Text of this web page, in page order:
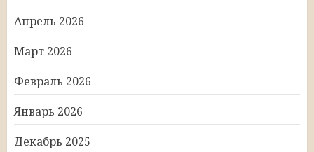
Апрель 2026
Март 2026
Февраль 2026
Январь 2026
Декабрь 2025